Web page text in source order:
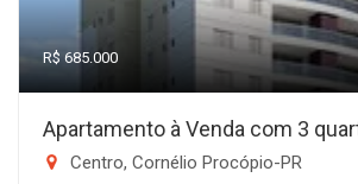
R$ 685.000
Apartamento à Venda com 3
Centro, Cornélio Procópio-PR